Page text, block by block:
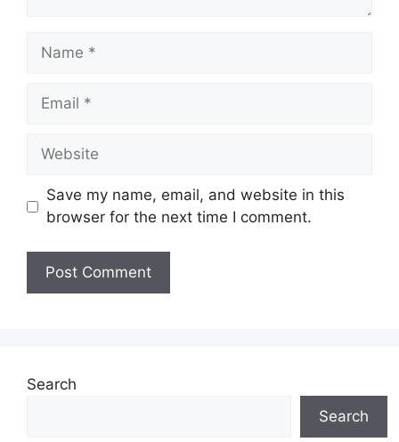
Name
Email
Website
Save my name, email, and website in this
browser for the next time I comment.
Search
Search